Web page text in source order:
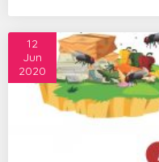
12
Jun
2020